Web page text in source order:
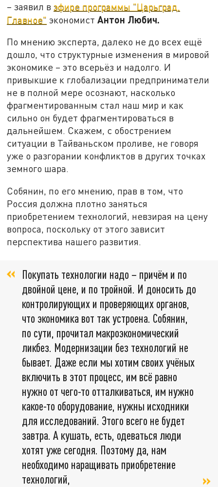
– заявил вэфире программы "Царьград.
Главное" экономист Антон Любич.
По мнению эксперта, далеко не до всех ещё
дошло, что структурные изменения в мировой
экономике – это всерьёз и надолго. И
привыкшие к глобализации предприниматели
не в полной мере осознают, насколько
фрагментированным стал наш мир и как
сильно он будет фрагментироваться в
дальнейшем. Скажем, с обострением
ситуации в Тайваньском проливе, не говоря
уже о разгорании конфликтов в других точках
земного шара.
Собянин, по его мнению, прав в том, что
Россия должна плотно заняться
приобретением технологий, невзирая на цену
вопроса, поскольку от этого зависит
перспектива нашего развития.
Покупать технологии надо – причём и по
двойной цене, и по тройной. И доносить до
контролирующих и проверяющих органов,
что экономика вот так устроена. Собянин,
по сути, прочитал макроэкономический
ликбез. Модернизации без технологий не
бывает. Даже если мы хотим своих учёных
включить в этот процесс, им всё равно
нужно от чего-то отталкиваться, им нужно
какое-то оборудование, нужны исходники
для исследований. Этого всего не будет
завтра. А кушать, есть, одеваться люди
хотят уже сегодня. Поэтому да, нам
необходимо наращивать приобретение
технологий,